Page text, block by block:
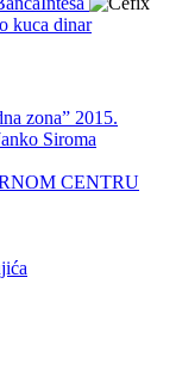
zona” 2015.
Siroma
CENTRU